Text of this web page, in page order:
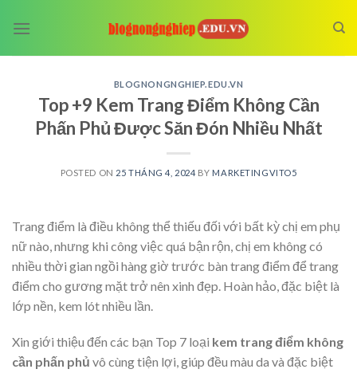
BLOGNONGNGHIEP.EDU.VN
Top +9 Kem Trang Điểm Không Cần
Phấn Phủ Được Săn Đón Nhiều Nhất
POSTED ON 25 THÁNG 4, 2024 BY MARKETINGVITO5
Trang điểm là điều không thể thiếu đối với bất kỳ chị em phụ
nữ nào, nhưng khi công việc quá bận rộn, chị em không có
nhiều thời gian ngồi hàng giờ trước bàn trang điểm để trang
điểm cho gương mặt trở nên xinh đẹp. Hoàn hảo, đặc biệt là
lớp nền, kem lót nhiều lần.
Xin giới thiệu đến các bạn Top 7 loại kem trang điểm không
cần phấn phủ vô cùng tiện lợi, giúp đều màu da và đặc biệt